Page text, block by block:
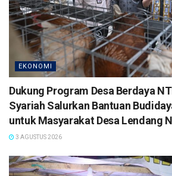
EKONOMI
Dukung Program Desa Berdaya
Syariah Salurkan Bantuan
untuk Masyarakat Desa Lendang
3 AGUSTUS 2026